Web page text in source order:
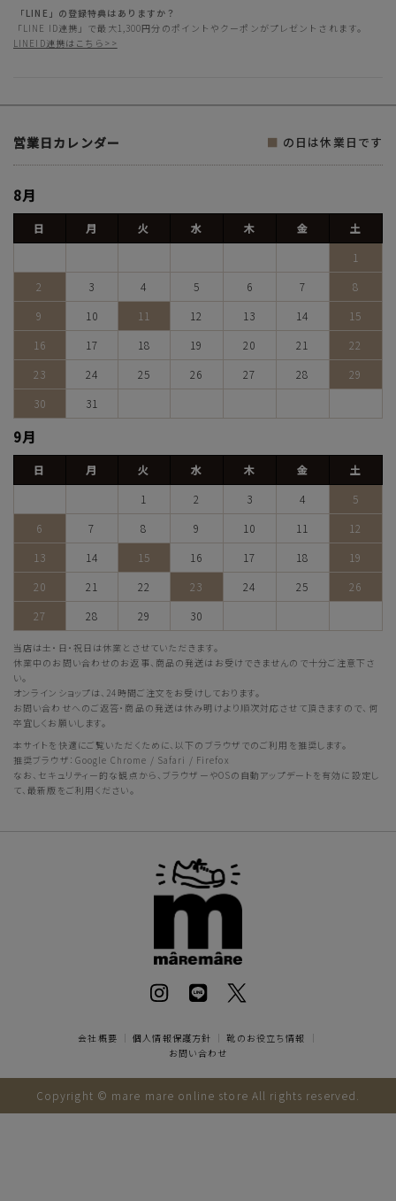
「LINE」の登録特典はありますか？
「LINE ID連携」で最大1,300円分のポイントやクーポンがプレゼントされます。
LINEID連携はこちら>>
営業日カレンダー ■ の日は休業日です
8月
日 月 火 水 木 金
土
1
2
3 4 5 6 7
8
9
10 11 12 13 14
15
16
17 18 19 20 21
22
23
24 25 26 27 28
29
30
31
9月
日 月 火 水 木 金
土
1
2 3 4
5
6
7 8 9 10 11
12
13
14 15 16 17 18
19
20
21 22 23 24 25
26
27
28 29 30
当店は土・日・祝日は休業とさせていただきます。
休業中のお問い合わせのお返事、商品の発送はお受けできませんので十分ご注意下さ
い。
オンラインショップは、24時間ご注文をお受けしております。
お問い合わせへのご返答・商品の発送は休み明けより順次対応させて頂きますので、何
卒宜しくお願いします。
本サイトを快適にご覧いただくために、以下のブラウザでのご利用を推奨します。
推奨ブラウザ：Google Chrome / Safari / Firefox
なお、セキュリティー的な観点から、ブラウザーやOSの自動アップデートを有効に設定し
て、最新版をご利用ください。
会社概要 ｜個人情報保護方針 ｜靴のお役立ち情報
｜
お問い合わせ
Copyright © mare mare online store All rights reserved.